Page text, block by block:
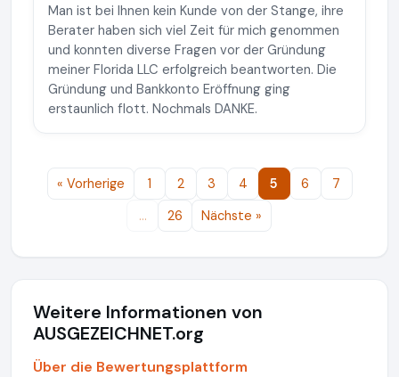
Man ist bei Ihnen kein Kunde von der Stange, ihre
Berater haben sich viel Zeit für mich genommen
und konnten diverse Fragen vor der Gründung
meiner Florida LLC erfolgreich beantworten. Die
Gründung und Bankkonto Eröffnung ging
erstaunlich flott. Nochmals DANKE.
« Vorherige 1 2 3 4 5 6
7
…
26 Nächste »
Weitere Informationen von
AUSGEZEICHNET.org
Über die Bewertungsplattform